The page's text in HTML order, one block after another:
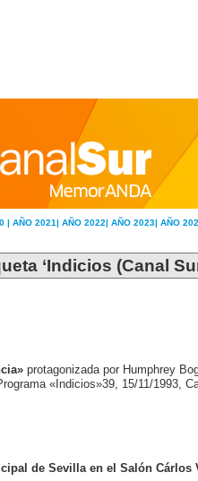
| AÑO 2021| AÑO 2022| AÑO 2023| AÑO
‘Indicios (Canal
protagonizada por Humphrey
«Indicios»39, 15/11/1993,
de Sevilla en el Salón Cárlos